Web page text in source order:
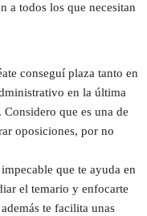
a todos los que necesitan
conseguí plaza tanto en
en la última
que es una de
oposiciones, por no
que te ayuda en
el temario y enfocarte
te facilita unas